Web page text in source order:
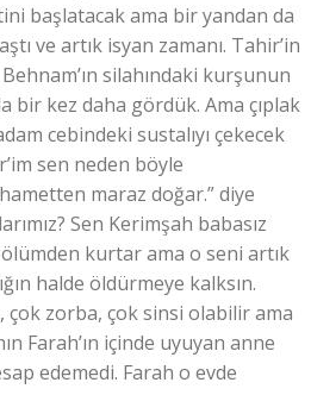
başlatacak ama bir yandan da
ve artık isyan zamanı. Tahir’in
silahındaki kurşunun
bir kez daha gördük. Ama çıplak
cebindeki sustalıyı çekecek
sen neden böyle
maraz doğar.” diye
Sen Kerimşah babasız
ölümden kurtar ama o seni artık
halde öldürmeye kalksın.
çok zorba, çok sinsi olabilir ama
Farah’ın içinde uyuyan anne
edemedi. Farah o evde